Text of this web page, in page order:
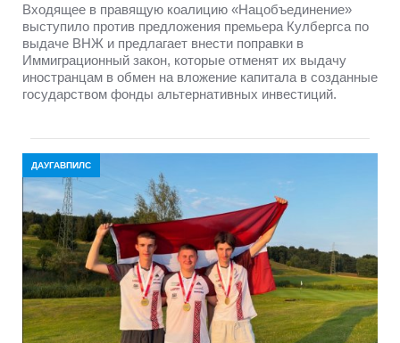
Входящее в правящую коалицию «Нацобъединение»
выступило против предложения премьера Кулбергса по
выдаче ВНЖ и предлагает внести поправки в
Иммиграционный закон, которые отменят их выдачу
иностранцам в обмен на вложение капитала в созданные
государством фонды альтернативных инвестиций.
ДАУГАВПИЛС